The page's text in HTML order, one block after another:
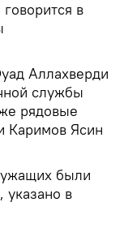
в
Аллахверди
службы
рядовые
Каримов Ясин
были
в